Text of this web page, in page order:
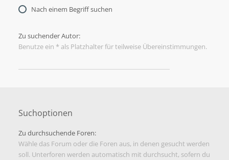
Nach einem Begriff suchen
Zu suchender Autor:
Benutze ein * als Platzhalter für teilweise Übereinstimmungen.
Suchoptionen
Zu durchsuchende Foren:
Wähle das Forum oder die Foren aus, in denen gesucht werden
soll. Unterforen werden automatisch mit durchsucht, sofern du